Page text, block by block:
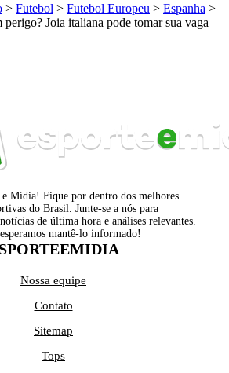
> Futebol > Futebol Europeu > Espanha >
Joia italiana pode tomar sua vaga
Mídia! Fique por dentro dos melhores
do Brasil. Junte-se a nós para
de última hora e análises relevantes.
mantê-lo informado!
Nossa equipe
Contato
Sitemap
Tops